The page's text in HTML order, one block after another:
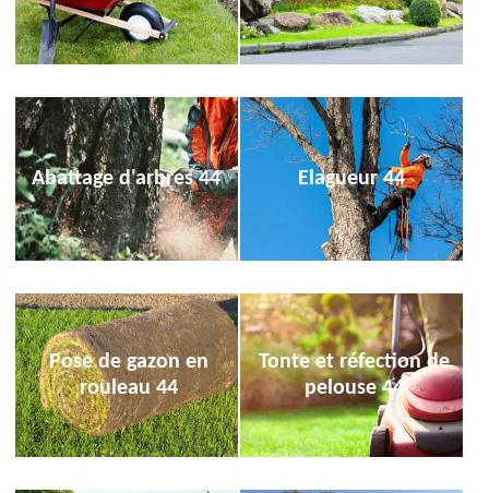
Abattage d'arbres 44 Elagueur 44
Pose de gazon en
rouleau 44
Tonte et réfection de
pelouse 44